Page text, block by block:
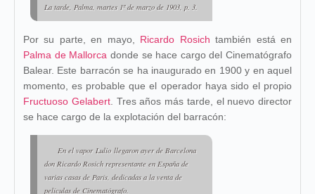
La tarde, Palma, martes 1º de marzo de 1903, p. 3.
Por su parte, en mayo, Ricardo Rosich también está en
Palma de Mallorca donde se hace cargo del Cinematógrafo
Balear. Este barracón se ha inaugurado en 1900 y en aquel
momento, es probable que el operador haya sido el propio
Fructuoso Gelabert. Tres años más tarde, el nuevo director
se hace cargo de la explotación del barracón:
En el vapor Lulio llegaron ayer de Barcelona
don Ricardo Rosich representante en España de
varias casas de París, dedicadas a la venta de
películas de Cinematógrafo.